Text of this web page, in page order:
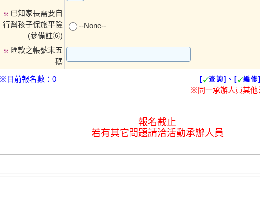
※ 已知家長需要自
行幫孩子保旅平險
(參備註⑥)
--None--
※ 匯款之帳號末五
碼
※目前報名數：0 [ 查詢]、[ 編
※同一承辦人員其他
報名截止
若有其它問題請洽活動承辦人員